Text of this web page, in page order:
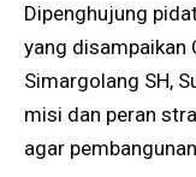
Dipenghujung
yang disampaikan
Simargolang SH,
misi dan peran
agar